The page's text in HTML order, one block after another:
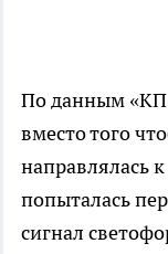
По данным
вместо того
направлялась
попыталась
сигнал